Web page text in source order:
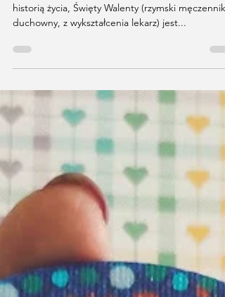
Odpowiadając na to pytanie wprost - w związku z
duchowny, z wykształcenia lekarz) jest...